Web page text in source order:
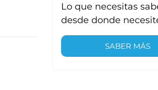
Lo que necesitas
desde donde
SABER MÁS